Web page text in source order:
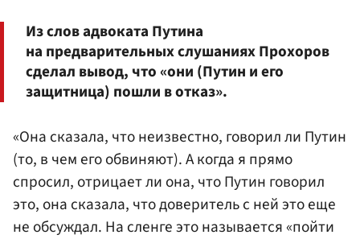
Из слов адвоката Путина
на предварительных слушаниях Прохоров
сделал вывод, что «они (Путин и его
защитница) пошли в отказ».
«Она сказала, что неизвестно, говорил ли Путин
(то, в чем его обвиняют). А когда я прямо
спросил, отрицает ли она, что Путин говорил
это, она сказала, что доверитель с ней это еще
не обсуждал. На сленге это называется «пойти